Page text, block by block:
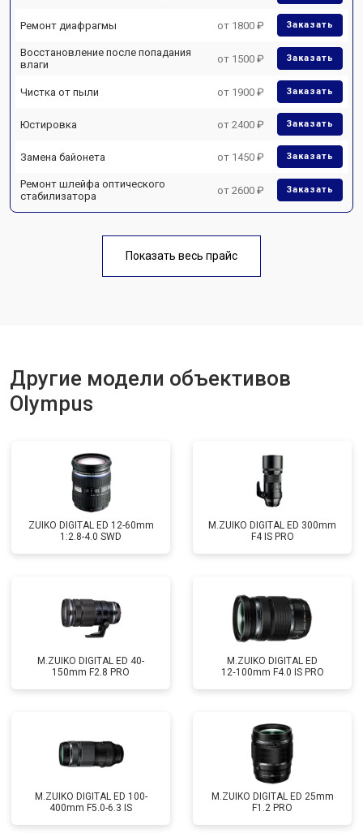
Ремонт диафрагмы от 1800 ₽ Заказать
Восстановление после попадания
влаги
от 1500 ₽ Заказать
Чистка от пыли от 1900 ₽ Заказать
Юстировка от 2400 ₽ Заказать
Замена байонета от 1450 ₽ Заказать
Ремонт шлейфа оптического
стабилизатора
от 2600 ₽ Заказать
Показать весь прайс
Другие модели объективов
Olympus
ZUIKO DIGITAL ED 12-60mm
1:2.8-4.0 SWD
M.ZUIKO DIGITAL ED 300mm
F4 IS PRO
M.ZUIKO DIGITAL ED 40-
150mm F2.8 PRO
M.ZUIKO DIGITAL ED
12‑100mm F4.0 IS PRO
M.ZUIKO DIGITAL ED 100-
400mm F5.0-6.3 IS
M.ZUIKO DIGITAL ED 25mm
F1.2 PRO